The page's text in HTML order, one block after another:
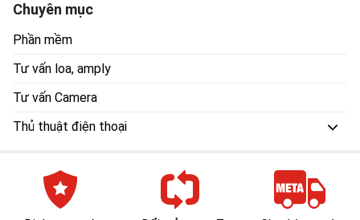
Chuyên mục
Phần mềm
Tư vấn loa, amply
Tư vấn Camera
Thủ thuật điện thoại